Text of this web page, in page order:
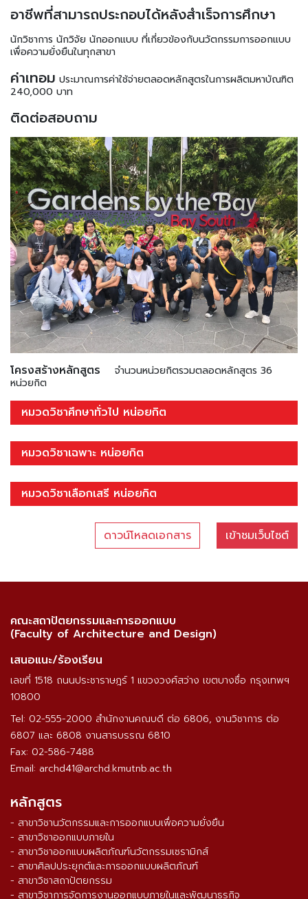
อาชีพที่สามารถประกอบได้หลังสำเร็จการศึกษา
นักวิชาการ นักวิจัย นักออกแบบ ที่เกี่ยวข้องกับนวัตกรรมการออกแบบ
เพื่อความยั่งยืนในทุกสาขา
ค่าเทอม ประมาณการค่าใช้จ่ายตลอดหลักสูตรในการผลิตมหาบัณฑิต
240,000 บาท
ติดต่อสอบถาม
โครงสร้างหลักสูตร
จำนวนหน่วยกิตรวมตลอดหลักสูตร 36
หน่วยกิต
หมวดวิชาศึกษาทั่วไป หน่อยกิต
หมวดวิชาเฉพาะ หน่อยกิต
หมวดวิชาเลือกเสรี หน่อยกิต
ดาวน์โหลดเอกสาร เข้าชมเว็บไซต์
คณะสถาปัตยกรรมและการออกแบบ
(Faculty of Architecture and Design)
เสนอแนะ/ร้องเรียน
เลขที่ 1518 ถนนประชาราษฎร์ 1 แขวงวงศ์สว่าง เขตบางซื่อ กรุงเทพฯ
10800
Tel: 02-555-2000 สำนักงานคณบดี ต่อ 6806, งานวิชาการ ต่อ
6807 และ 6808 งานสารบรรณ 6810
Fax: 02-586-7488
Email: archd41@archd.kmutnb.ac.th
หลักสูตร
- สาขาวิชานวัตกรรมและการออกแบบเพื่อความยั่งยืน
- สาขาวิชาออกแบบภายใน
- สาขาวิชาออกแบบผลิตภัณฑ์นวัตกรรมเซรามิกส์
- สาขาศิลปประยุกต์และการออกแบบผลิตภัณฑ์
- สาขาวิชาสถาปัตยกรรม
- สาขาวิชาการจัดการงานออกแบบภายในและพัฒนาธุรกิจ